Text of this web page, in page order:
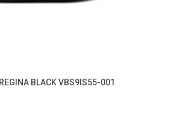
BLACK VBS9IS55-001